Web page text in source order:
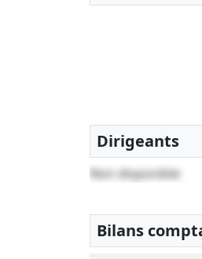
Dirigeants
Non disponible
Bilans